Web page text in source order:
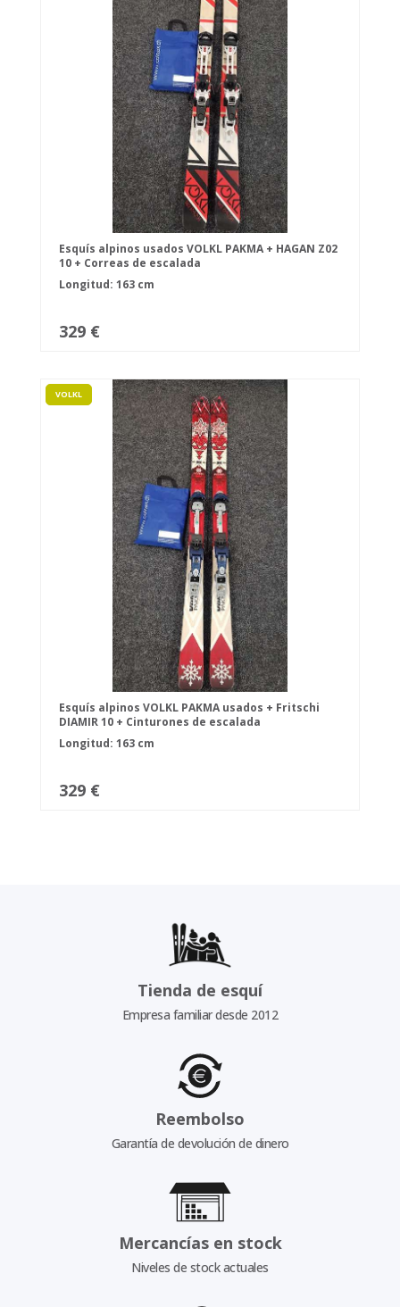
Esquís alpinos usados VOLKL PAKMA + HAGAN Z02
10 + Correas de escalada
Longitud: 163 cm
329 €
VOLKL
Esquís alpinos VOLKL PAKMA usados + Fritschi
DIAMIR 10 + Cinturones de escalada
Longitud: 163 cm
329 €
Tienda de esquí
Empresa familiar desde 2012
Reembolso
Garantía de devolución de dinero
Mercancías en stock
Niveles de stock actuales